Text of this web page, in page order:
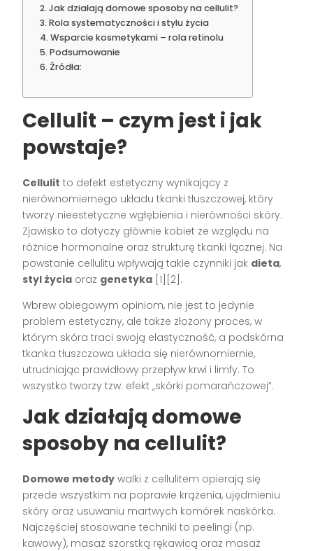
Jak działają domowe sposoby na cellulit?
Rola systematyczności i stylu życia
Wsparcie kosmetykami – rola retinolu
Podsumowanie
Źródła:
Cellulit – czym jest i jak
powstaje?
Cellulit to defekt estetyczny wynikający z
nierównomiernego układu tkanki tłuszczowej, który
tworzy nieestetyczne wgłębienia i nierówności skóry.
Zjawisko to dotyczy głównie kobiet ze względu na
różnice hormonalne oraz strukturę tkanki łącznej. Na
powstanie cellulitu wpływają takie czynniki jak dieta,
styl życia oraz genetyka [1][2].
Wbrew obiegowym opiniom, nie jest to jedynie
problem estetyczny, ale także złożony proces, w
którym skóra traci swoją elastyczność, a podskórna
tkanka tłuszczowa układa się nierównomiernie,
utrudniając prawidłowy przepływ krwi i limfy. To
wszystko tworzy tzw. efekt „skórki pomarańczowej”.
Jak działają domowe
sposoby na cellulit?
Domowe metody walki z cellulitem opierają się
przede wszystkim na poprawie krążenia, ujędrnieniu
skóry oraz usuwaniu martwych komórek naskórka.
Najczęściej stosowane techniki to peelingi (np.
kawowy), masaż szorstką rękawicą oraz masaż